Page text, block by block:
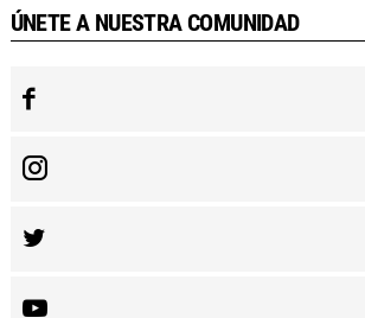
ÚNETE A NUESTRA COMUNIDAD